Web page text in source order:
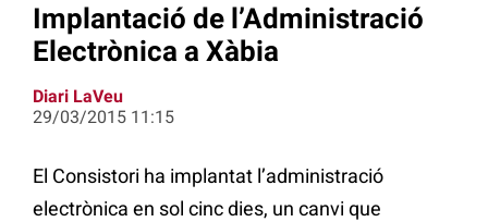
Implantació de l’Administració
Electrònica a Xàbia
Diari LaVeu
29/03/2015 11:15
El Consistori ha implantat l’administració
electrònica en sol cinc dies, un canvi que